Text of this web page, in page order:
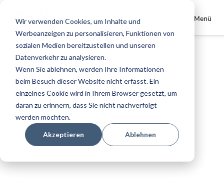
Wir verwenden Cookies, um Inhalte und
Werbeanzeigen zu personalisieren, Funktionen von
sozialen Medien bereitzustellen und unseren
Datenverkehr zu analysieren.
Wenn Sie ablehnen, werden Ihre Informationen
beim Besuch dieser Website nicht erfasst. Ein
einzelnes Cookie wird in Ihrem Browser gesetzt, um
daran zu erinnern, dass Sie nicht nachverfolgt
werden möchten.
Akzeptieren Ablehnen
Menü
Store
wählen
Dekker Zevenhuizen DE
Ende
der
Bildgalerie
springen